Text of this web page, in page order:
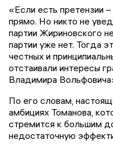
«Если есть претензии
прямо. Но никто не
партии Жириновского
партии уже нет. Тогда
честных и
отстаивали интересы
Владимира
По его словам,
амбициях Томанова,
стремится к большим
недостаточную